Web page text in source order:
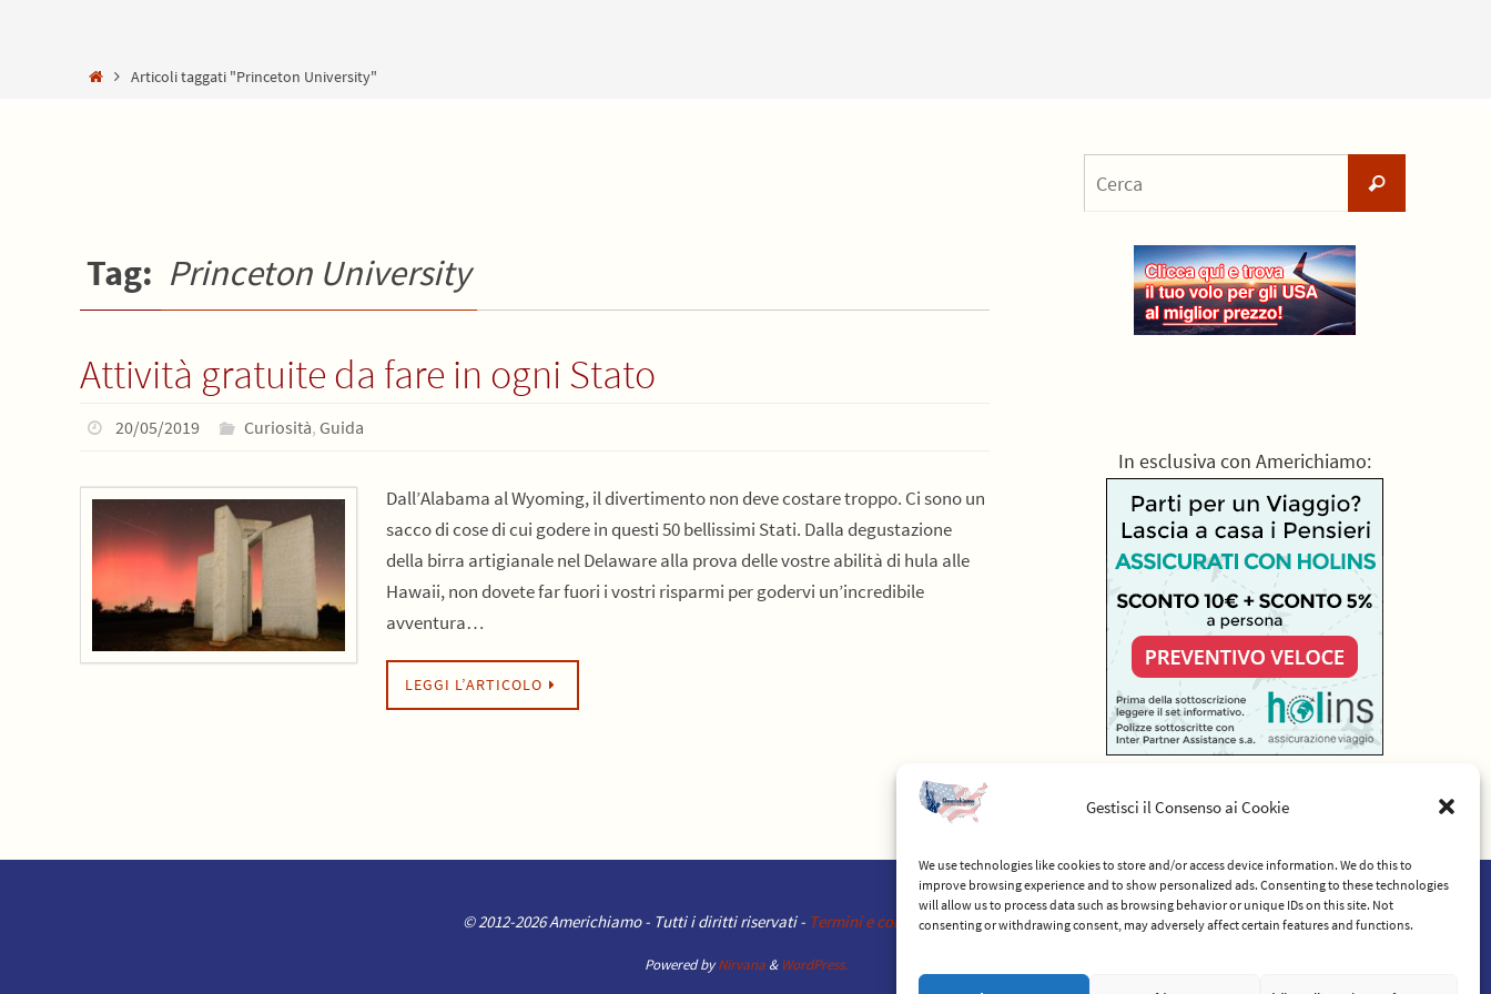
Gestisci il Consenso ai Cookie
We use technologies like cookies to store and/or access device information. We do this to
improve browsing experience and to show personalized ads. Consenting to these technologies
will allow us to process data such as browsing behavior or unique IDs on this site. Not
consenting or withdrawing consent, may adversely affect certain features and functions.
HomeArticoli taggati "Princeton University"
Tag: Princeton University
Attività gratuite da fare in ogni Stato
20/05/2019 Curiosità, Guida
Dall’Alabama al Wyoming, il divertimento non deve costare troppo. Ci sono un
sacco di cose di cui godere in questi 50 bellissimi Stati. Dalla degustazione
della birra artigianale nel Delaware alla prova delle vostre abilità di hula alle
Hawaii, non dovete far fuori i vostri risparmi per godervi un’incredibile
avventura…
LEGGI L’ARTICOLO
Cerca
In esclusiva con Americhiamo:
© 2012-2026 Americhiamo - Tutti i diritti riservati - Termini e condizioni del servizio
Powered byNirvana& WordPress.